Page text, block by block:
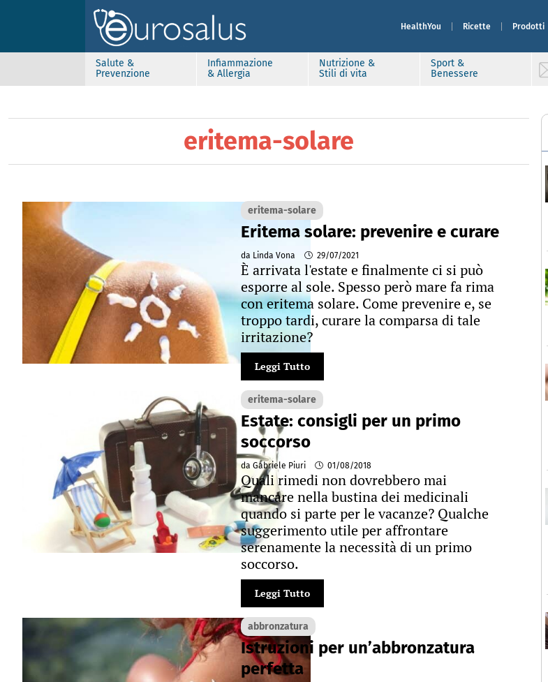
HealthYou Ricette Prodotti
Salute &
Prevenzione
Infiammazione
& Allergia
Nutrizione &
Stili di vita
Sport &
Benessere
eritema-solare
eritema-solare
Eritema solare: prevenire e curare
da Linda Vona 29/07/2021
È arrivata l'estate e finalmente ci si può
esporre al sole. Spesso però mare fa rima
con eritema solare. Come prevenire e, se
troppo tardi, curare la comparsa di tale
irritazione?
Leggi Tutto
eritema-solare
Estate: consigli per un primo
soccorso
da Gabriele Piuri 01/08/2018
Quali rimedi non dovrebbero mai
mancare nella bustina dei medicinali
quando si parte per le vacanze? Qualche
suggerimento utile per affrontare
serenamente la necessità di un primo
soccorso.
Leggi Tutto
abbronzatura
Istruzioni per un’abbronzatura
perfetta